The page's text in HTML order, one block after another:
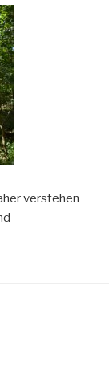
verstehen